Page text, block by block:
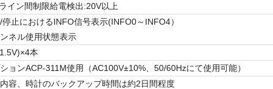
イン間制限給電検出:20V以上
停止におけるINFO信号表示(INFO0～INFO4）
ネル使用状態表示
本
ョンACP-311M使用（AC100V±10%、50/60Hzにて使用可能）
容、時計のバックアップ時間は約2日間程度